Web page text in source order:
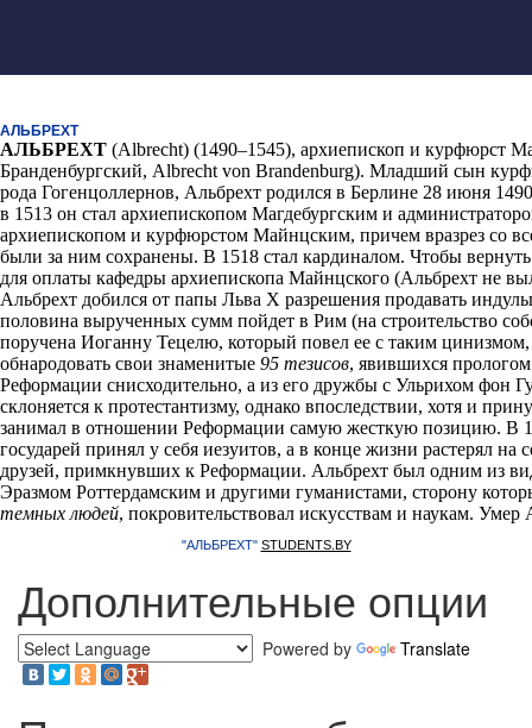
АЛЬБРЕХТ
АЛЬБРЕХТ (Albrecht) (1490–1545), архиепископ и курфюрст
Бранденбургский, Albrecht von Brandenburg). Младший сын
рода Гогенцоллернов, Альбрехт родился в Берлине 28 июня
в 1513 он стал архиепископом Магдебургским и
архиепископом и курфюрстом Майнцским, причем вразрез со
были за ним сохранены. В 1518 стал кардиналом. Чтобы
для оплаты кафедры архиепископа Майнцского (Альбрехт не
Альбрехт добился от папы Льва Х разрешения продавать
половина вырученных сумм пойдет в Рим (на строительство
поручена Иоганну Тецелю, который повел ее с таким
обнародовать свои знаменитые 95 тезисов, явившихся
Реформации снисходительно, а из его дружбы с Ульрихом фон
склоняется к протестантизму, однако впоследствии, хотя и
занимал в отношении Реформации самую жесткую позицию. В
государей принял у себя иезуитов, а в конце жизни растерял
друзей, примкнувших к Реформации. Альбрехт был одним из
Эразмом Роттердамским и другими гуманистами, сторону
темных людей, покровительствовал искусствам и наукам.
"АЛЬБРЕХТ" STUDENTS.BY
Дополнительные опции
Powered by Translate